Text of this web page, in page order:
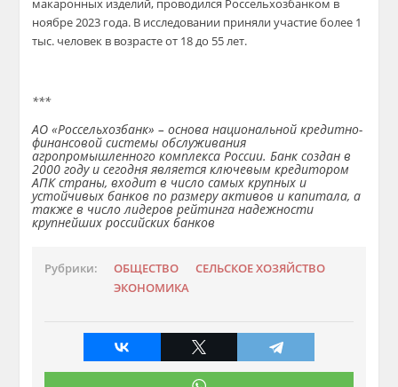
макаронных изделий, проводился Россельхозбанком в
ноябре 2023 года. В исследовании приняли участие более 1
тыс. человек в возрасте от 18 до 55 лет.
***
АО «Россельхозбанк» – основа национальной кредитно-
финансовой системы обслуживания
агропромышленного комплекса России. Банк создан в
2000 году и сегодня является ключевым кредитором
АПК страны, входит в число самых крупных и
устойчивых банков по размеру активов и капитала, а
также в число лидеров рейтинга надежности
крупнейших российских банков
Рубрики: ОБЩЕСТВО
СЕЛЬСКОЕ ХОЗЯЙСТВО
ЭКОНОМИКА